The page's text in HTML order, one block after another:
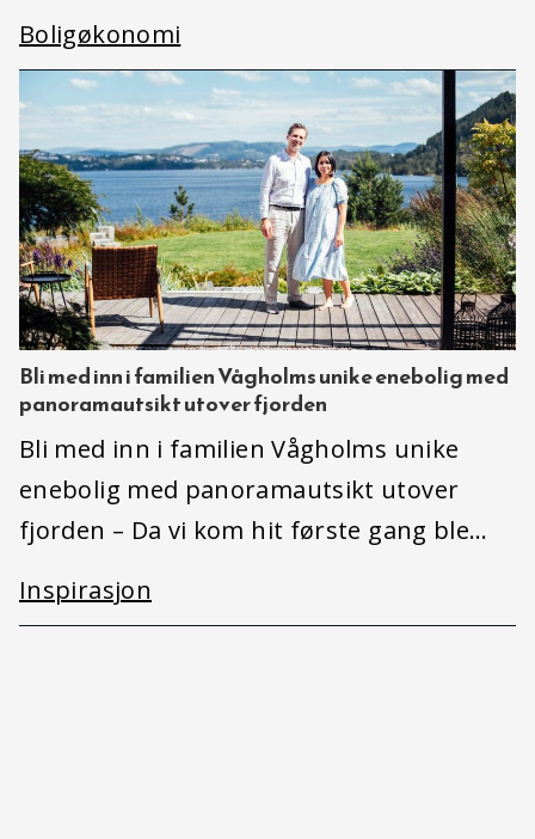
Boligøkonomi
Bli med inn i familien Vågholms unike enebolig med
panoramautsikt utover fjorden
Bli med inn i familien Vågholms unike
enebolig med panoramautsikt utover
fjorden – Da vi kom hit første gang ble…
Inspirasjon